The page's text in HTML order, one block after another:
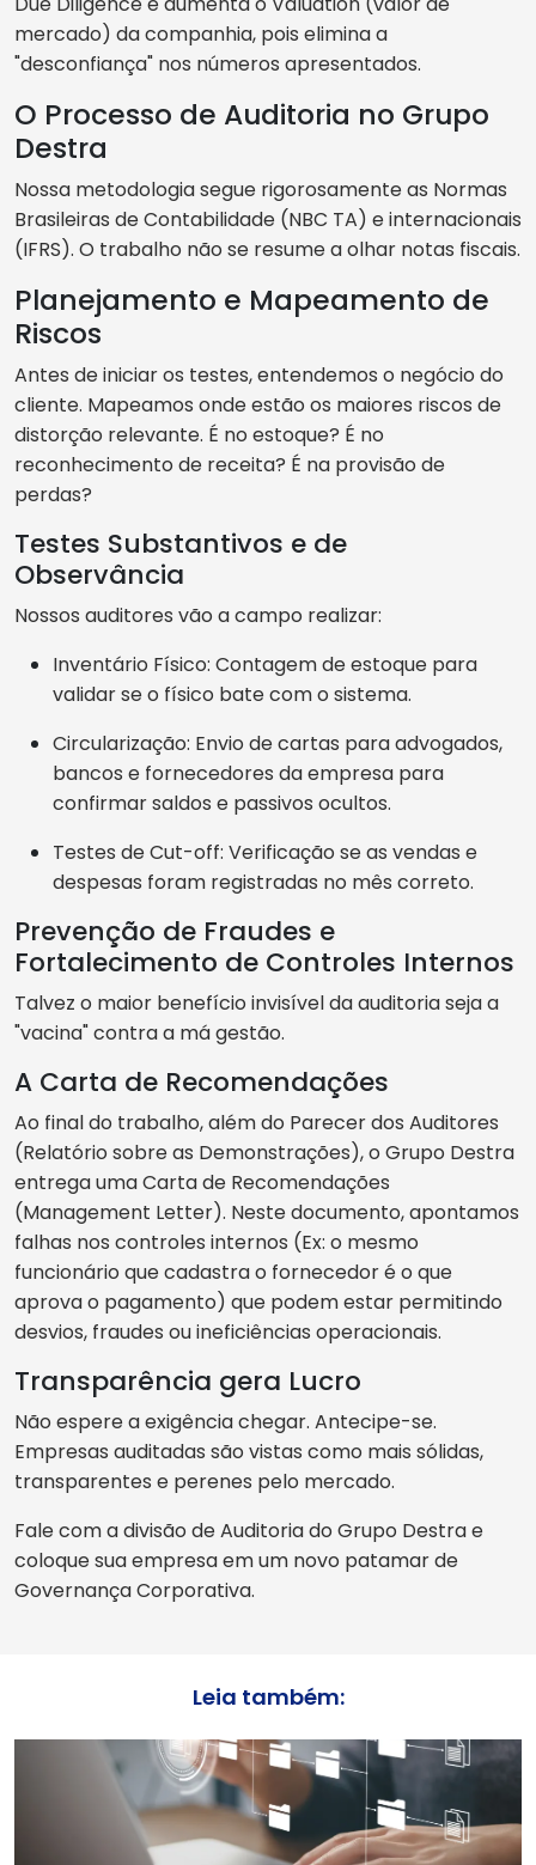
mercado) da companhia, pois elimina a
"desconfiança" nos números apresentados.
O Processo de Auditoria no Grupo
Destra
Nossa metodologia segue rigorosamente as Normas
Brasileiras de Contabilidade (NBC TA) e internacionais
(IFRS). O trabalho não se resume a olhar notas fiscais.
Planejamento e Mapeamento de
Riscos
Antes de iniciar os testes, entendemos o negócio do
cliente. Mapeamos onde estão os maiores riscos de
distorção relevante. É no estoque? É no
reconhecimento de receita? É na provisão de
perdas?
Testes Substantivos e de
Observância
Nossos auditores vão a campo realizar:
Inventário Físico: Contagem de estoque para
validar se o físico bate com o sistema.
Circularização: Envio de cartas para advogados,
bancos e fornecedores da empresa para
confirmar saldos e passivos ocultos.
Testes de Cut-off: Verificação se as vendas e
despesas foram registradas no mês correto.
Prevenção de Fraudes e
Fortalecimento de Controles Internos
Talvez o maior benefício invisível da auditoria seja a
"vacina" contra a má gestão.
A Carta de Recomendações
Ao final do trabalho, além do Parecer dos Auditores
(Relatório sobre as Demonstrações), o Grupo Destra
entrega uma Carta de Recomendações
(Management Letter). Neste documento, apontamos
falhas nos controles internos (Ex: o mesmo
funcionário que cadastra o fornecedor é o que
aprova o pagamento) que podem estar permitindo
desvios, fraudes ou ineficiências operacionais.
Transparência gera Lucro
Não espere a exigência chegar. Antecipe-se.
Empresas auditadas são vistas como mais sólidas,
transparentes e perenes pelo mercado.
Fale com a divisão de Auditoria do Grupo Destra e
coloque sua empresa em um novo patamar de
Governança Corporativa.
Leia também: